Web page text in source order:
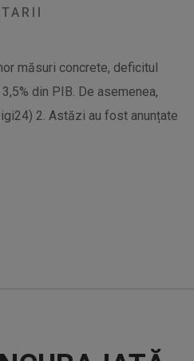
măsuri concrete, deficitul
din PIB. De asemenea,
2. Astăzi au fost anunțate